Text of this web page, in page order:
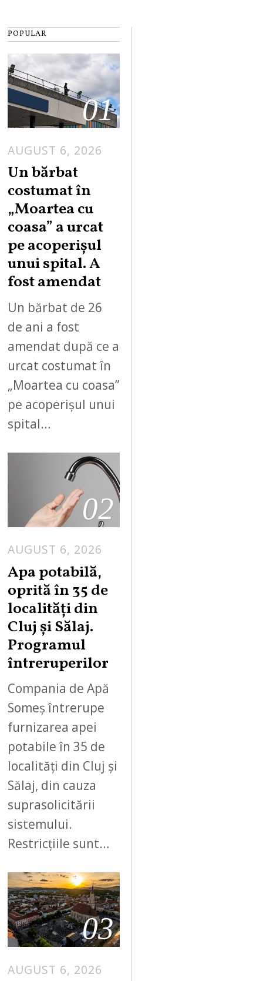
POPULAR
01
AUGUST 6, 2026
Un bărbat
costumat în
„Moartea cu
coasa” a urcat
pe acoperișul
unui spital. A
fost amendat
Un bărbat de 26
de ani a fost
amendat după ce a
urcat costumat în
„Moartea cu coasa”
pe acoperișul unui
spital…
02
AUGUST 6, 2026
Apa potabilă,
oprită în 35 de
localități din
Cluj și Sălaj.
Programul
întreruperilor
Compania de Apă
Someș întrerupe
furnizarea apei
potabile în 35 de
localități din Cluj și
Sălaj, din cauza
suprasolicitării
sistemului.
Restricțiile sunt…
03
AUGUST 6, 2026